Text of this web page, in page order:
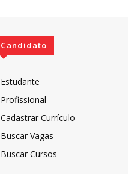
Candidato
Estudante
Profissional
Cadastrar Currículo
Buscar Vagas
Buscar Cursos